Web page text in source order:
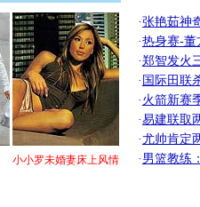
小小罗未婚妻床上风情
·张艳茹神
·热身赛-董
·郑智发火
· 国际田联
· 火箭新赛
·易建联取
·尤帅肯定
· 男篮教练